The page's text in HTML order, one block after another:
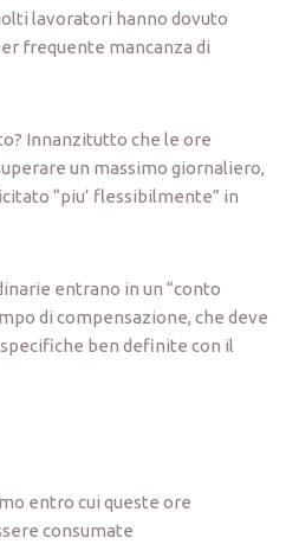
lavoratori hanno dovuto
frequente mancanza di
Innanzitutto che le ore
un massimo giornaliero,
“piu‘ flessibilmente” in
entrano in un “conto
di compensazione, che deve
ben definite con il
entro cui queste ore
consumate